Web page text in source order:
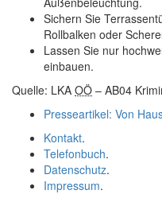
Sichern Sie
Rollbalken oder
Lassen Sie nur
einbauen.
Quelle: LKA OÖ – AB04
Presseartikel: Von
Kontakt.
Telefonbuch.
Datenschutz.
Impressum.